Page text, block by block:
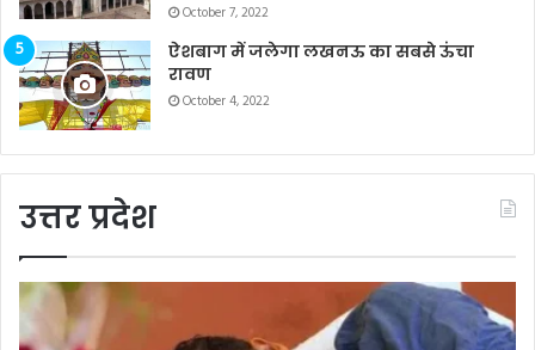
October 7, 2022
ऐशबाग में जलेगा लखनऊ का सबसे ऊंचा
रावण
October 4, 2022
उत्तर प्रदेश